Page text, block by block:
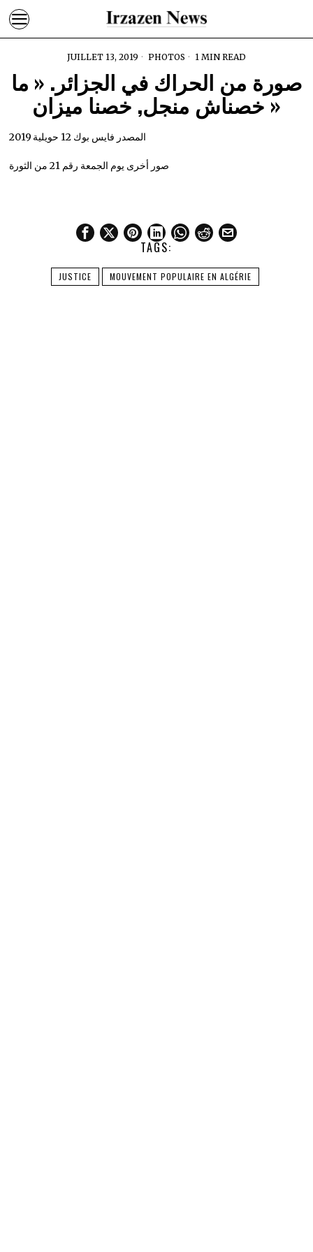
JUILLET 13, 2019 PHOTOS 1 MIN READ
صورة من الحراك في الجزائر. « ما
خصناش منجل, خصنا ميزان »
المصدر فايس بوك 12 حويلية 2019
صور أخرى يوم الجمعة رقم 21 من الثورة
TAGS:
JUSTICE MOUVEMENT POPULAIRE EN ALGÉRIE